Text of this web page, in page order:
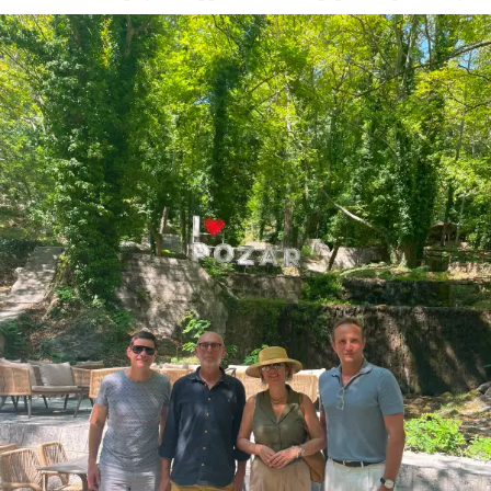
περιλαμβάνει μέχρι ανίχνευση τυφλού σημείου και
προειδοποίηση για ασφαλές άνοιγμα των θυρών.
Ιδιαίτερα σύγχρονη είναι και η εφαρμογή Leapmotor app
που επιτρέπει απομακρυσμένο έλεγχο λειτουργιών καθώς
και τον εντοπισμό του αυτοκινήτου μέσω του smartphone.
Το ίδιο το smartphone με τη σειρά του, παίζει και τον ρόλο
του ασύρματου κλειδιού Bluetooth.
Ο ηλεκτρικός κινητήρας αποδίδει 95 HP και 158 Nm, με
την μπαταρία να έχει ενεργειακή χωρητικότητα 37,3 kWh
και την εργοστασιακή αυτονομία στο μικτό κύκλο WLTP να
αγγίζει τα 265 km. Στον αστικό κύκλο το νούμερο αυτό
εκτοξεύεται στα 395 km και είναι απόλυτα ρεαλιστικό σε
πραγματικές συνθήκες.
Αθόρυβο, ευέλικτο στην οδήγηση, πανεύκολο στο
παρκάρισμα και με σχεδόν αμελητέο κόστος χρήσης, το
Leapmotor T03 έχει κερδίσει τη θέση του ως μια